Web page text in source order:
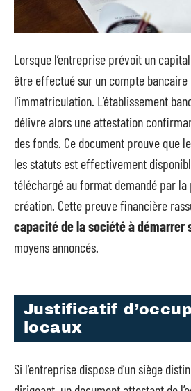
Lorsque l’entreprise prévoit un
être effectué sur un compte bancaire
l’immatriculation. L’établissement
délivre alors une attestation
des fonds. Ce document prouve que
les statuts est effectivement
téléchargé au format demandé par
création. Cette preuve financière
capacité de la société à démarrer
moyens annoncés.
Justificatif
locaux
Si l’entreprise dispose d’un siège